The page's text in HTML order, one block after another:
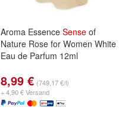
Aroma Essence Sense of
Nature Rose for Women White
Eau de Parfum 12ml
8,99 € (749,17 €/l)
+ 4,90 € Versand